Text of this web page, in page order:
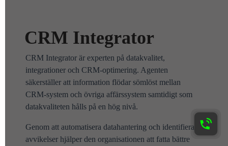
CRM Integrator
CRM Integrator är experten på datakvalitet,
integrationer och CRM-optimering. Agenten
säkerställer att information flödar sömlöst mellan
CRM-system och övriga affärssystem samtidigt som
datakvaliteten hålls på en hög nivå.
Genom att automatisera datahantering och identifiera
avvikelser hjälper den organisationen att fatta bättre